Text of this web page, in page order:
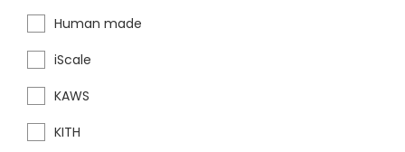
Human made
iScale
KAWS
KITH